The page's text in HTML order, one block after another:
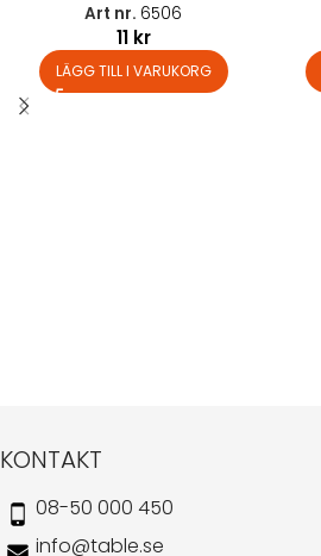
Art nr. 6506
11 kr
LÄGG TILL I VARUKORG
KONTAKT
08-50 000 450
info@table.se